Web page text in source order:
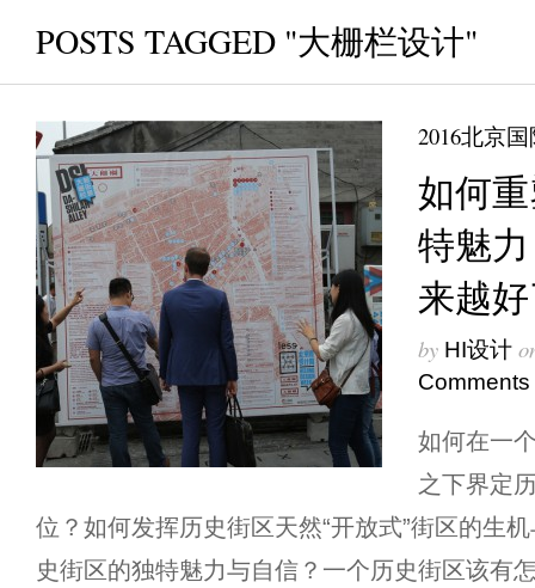
POSTS TAGGED "大栅栏设计"
2016北京
如何
特魅
来越
by HI设计
Comments
如何在一
之下界定
位？如何发挥历史街区天然“开放式”街区的生
史街区的独特魅力与自信？一个历史街区该有